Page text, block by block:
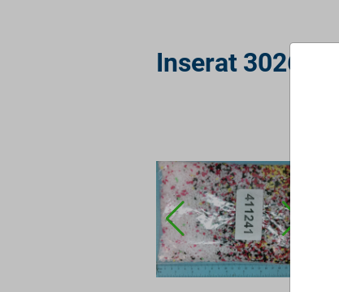
Inserat 3026: